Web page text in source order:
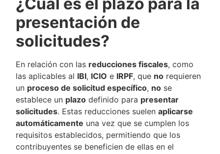
¿Cuál es el plazo para la
presentación de
solicitudes?
En relación con las reducciones fiscales, como
las aplicables al IBI, ICIO e IRPF, que no requieren
un proceso de solicitud específico, no se
establece un plazo definido para presentar
solicitudes. Estas reducciones suelenaplicarse
automáticamente una vez que se cumplen los
requisitos establecidos, permitiendo que los
contribuyentes se beneficien de ellas en el